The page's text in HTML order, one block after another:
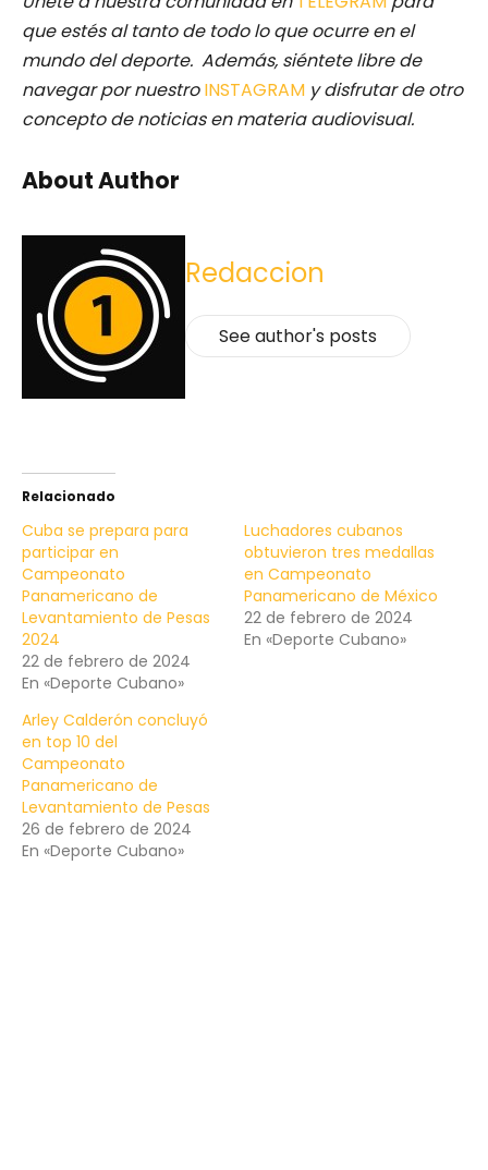
que estés al tanto de todo lo que ocurre en el
mundo del deporte. Además, siéntete libre de
navegar por nuestro INSTAGRAM y disfrutar de otro
concepto de noticias en materia audiovisual.
About Author
Redaccion
See author's posts
Relacionado
Cuba se prepara para
participar en
Campeonato
Panamericano de
Levantamiento de Pesas
2024
22 de febrero de 2024
En «Deporte Cubano»
Luchadores cubanos
obtuvieron tres medallas
en Campeonato
Panamericano de México
22 de febrero de 2024
En «Deporte Cubano»
Arley Calderón concluyó
en top 10 del
Campeonato
Panamericano de
Levantamiento de Pesas
26 de febrero de 2024
En «Deporte Cubano»